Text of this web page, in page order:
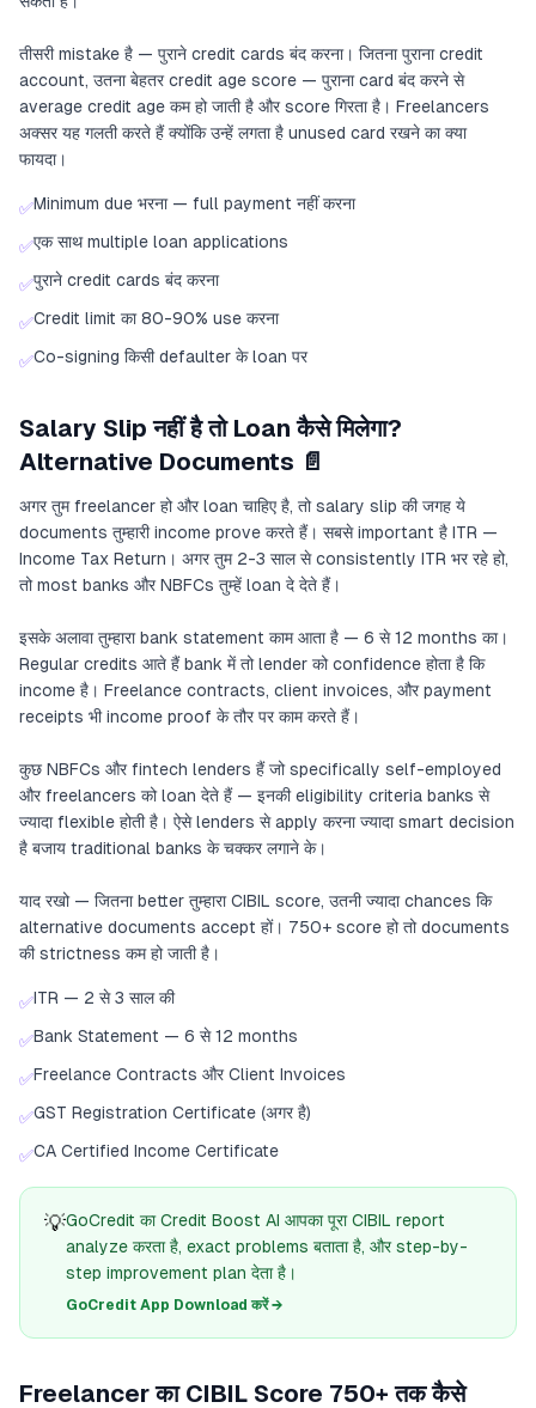
तीसरी mistake है — पुराने credit cards बंद करना। जितना पुराना credit
account, उतना बेहतर credit age score — पुराना card बंद करने से
average credit age कम हो जाती है और score गिरता है। Freelancers
अक्सर यह गलती करते हैं क्योंकि उन्हें लगता है unused card रखने का क्या
फायदा।
✅Minimum due भरना — full payment नहीं करना
✅एक साथ multiple loan applications
✅पुराने credit cards बंद करना
✅Credit limit का 80-90% use करना
✅Co-signing किसी defaulter के loan पर
Salary Slip नहीं है तो Loan कैसे मिलेगा?
Alternative Documents 📄
अगर तुम freelancer हो और loan चाहिए है, तो salary slip की जगह ये
documents तुम्हारी income prove करते हैं। सबसे important है ITR —
Income Tax Return। अगर तुम 2-3 साल से consistently ITR भर रहे हो,
तो most banks और NBFCs तुम्हें loan दे देते हैं।
इसके अलावा तुम्हारा bank statement काम आता है — 6 से 12 months का।
Regular credits आते हैं bank में तो lender को confidence होता है कि
income है। Freelance contracts, client invoices, और payment
receipts भी income proof के तौर पर काम करते हैं।
कुछ NBFCs और fintech lenders हैं जो specifically self-employed
और freelancers को loan देते हैं — इनकी eligibility criteria banks से
ज्यादा flexible होती है। ऐसे lenders से apply करना ज्यादा smart decision
है बजाय traditional banks के चक्कर लगाने के।
याद रखो — जितना better तुम्हारा CIBIL score, उतनी ज्यादा chances कि
alternative documents accept हों। 750+ score हो तो documents
की strictness कम हो जाती है।
✅ITR — 2 से 3 साल की
✅Bank Statement — 6 से 12 months
✅Freelance Contracts और Client Invoices
✅GST Registration Certificate (अगर है)
✅CA Certified Income Certificate
💡GoCredit का Credit Boost AI आपका पूरा CIBIL report
analyze करता है, exact problems बताता है, और step-by-
step improvement plan देता है।
GoCredit App Download करें →
Freelancer का CIBIL Score 750+ तक कैसे